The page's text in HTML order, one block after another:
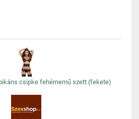
csipke fehérnemű szett (fekete)